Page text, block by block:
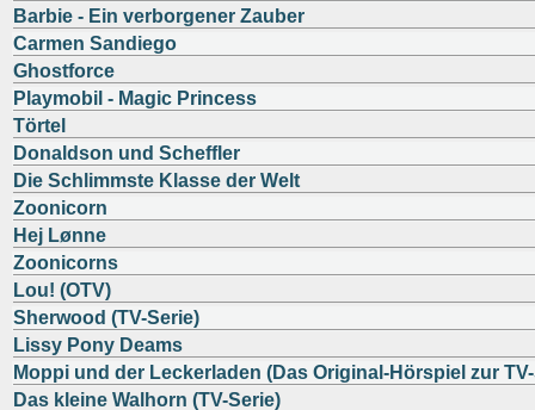
Barbie - Ein verborgener Zauber
Carmen Sandiego
Ghostforce
Playmobil - Magic Princess
Törtel
Donaldson und Scheffler
Die Schlimmste Klasse der Welt
Zoonicorn
Hej Lønne
Zoonicorns
Lou! (OTV)
Sherwood (TV-Serie)
Lissy Pony Deams
Moppi und der Leckerladen (Das Original-Hörspiel zur
Das kleine Walhorn (TV-Serie)